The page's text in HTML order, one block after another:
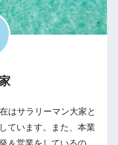
はサラリーマン大家と
ています。また、本業
＆営業をしているの